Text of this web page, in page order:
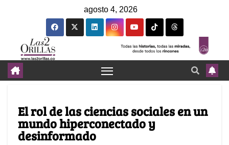
agosto 4, 2026
El rol de las ciencias sociales en un
mundo hiperconectado y
desinformado